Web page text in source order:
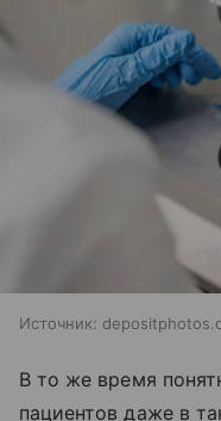
Источник:
В то же время
пациентов даже в